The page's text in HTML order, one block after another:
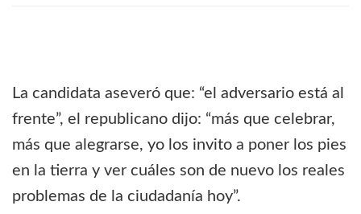
La candidata aseveró que: “el adversario está al
frente”, el republicano dijo: “más que celebrar,
más que alegrarse, yo los invito a poner los pies
en la tierra y ver cuáles son de nuevo los reales
problemas de la ciudadanía hoy”.